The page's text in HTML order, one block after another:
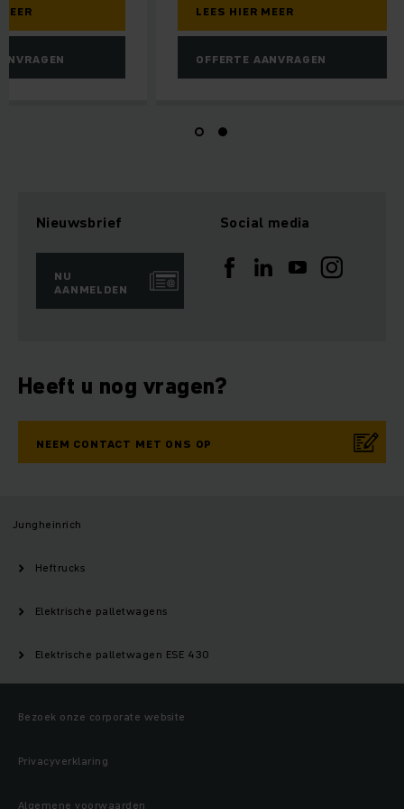
LEES HIER MEER
OFFERTE AANVRAGEN
LEES HIER MEER
OFFERTE
Nieuwsbrief
NU
AANMELDEN
Social media
Heeft u nog vragen?
NEEM CONTACT MET ONS OP
Jungheinrich
Heftrucks
Elektrische palletwagens
Elektrische palletwagen ESE 430
Bezoek onze corporate website
Privacyverklaring
Algemene voorwaarden